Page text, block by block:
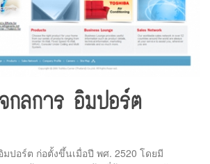
กลการ อิมปอร์ต
ปอร์ต ก่อตั้งขึ้นเมื่อปี พศ. 2520 โดยมี